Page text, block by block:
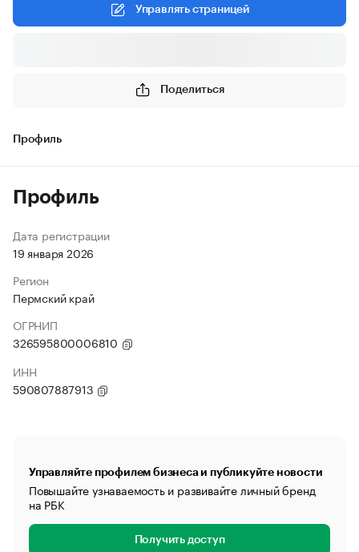
Управлять страницей
Поделиться
Профиль
Профиль
Дата регистрации
19 января 2026
Регион
Пермский край
ОГРНИП
326595800006810
ИНН
590807887913
Управляйте профилем бизнеса и публикуйте новости
Повышайте узнаваемость и развивайте личный бренд
на РБК
Получить доступ